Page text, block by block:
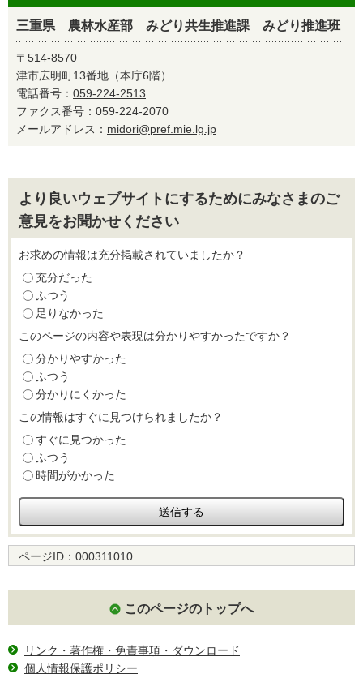
三重県 農林水産部 みどり共生推進課 みどり推進班
〒514-8570
津市広明町13番地（本庁6階）
電話番号： 059-224-2513
ファクス番号：059-224-2070
メールアドレス： midori@pref.mie.lg.jp
より良いウェブサイトにするためにみなさまのご
意見をお聞かせください
お求めの情報は充分掲載されていましたか？
充分だった
ふつう
足りなかった
このページの内容や表現は分かりやすかったですか？
分かりやすかった
ふつう
分かりにくかった
この情報はすぐに見つけられましたか？
すぐに見つかった
ふつう
時間がかかった
ページID： 000311010
このページのトップへ
リンク・著作権・免責事項・ダウンロード
個人情報保護ポリシー